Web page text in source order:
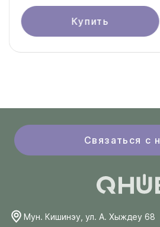
Купить
Связаться с
Мун. Кишинэу, ул. А. Хыждеу 68